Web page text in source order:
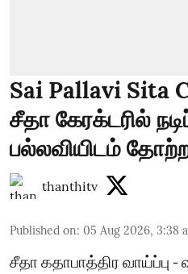
Sai Pallavi Sita
சீதா கேரக்டரில்
பல்லவியிடம் தோற்ற
thanthitv
Published on: 05 Aug 2026, 3:38
சீதா கதாபாத்திர வாய்ப்பு -